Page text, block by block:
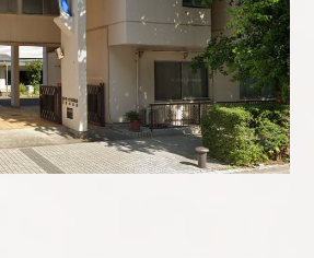
想をお聞かせください